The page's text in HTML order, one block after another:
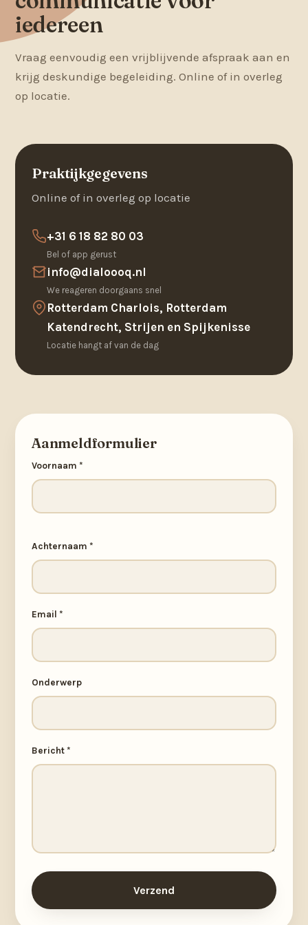
iedereen
Vraag eenvoudig een vrijblijvende afspraak aan en
krijg deskundige begeleiding. Online of in overleg
op locatie.
Praktijkgegevens
Online of in overleg op locatie
+31 6 18 82 80 03
Bel of app gerust
info@dialoooq.nl
We reageren doorgaans snel
Rotterdam Charlois, Rotterdam
Katendrecht, Strijen en Spijkenisse
Locatie hangt af van de dag
Aanmeldformulier
Voornaam *
Achternaam *
Email *
Onderwerp
Bericht *
Verzend